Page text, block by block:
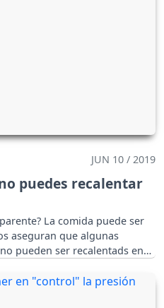
JUN 10 / 2019
puedes recalentar
La comida puede ser
aseguran que algunas
pueden ser recalentads en